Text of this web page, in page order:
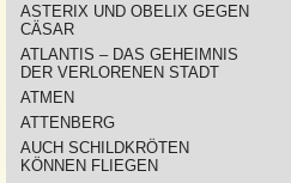
ASTERIX UND OBELIX GEGEN
CÄSAR
ATLANTIS – DAS GEHEIMNIS
DER VERLORENEN STADT
ATMEN
ATTENBERG
AUCH SCHILDKRÖTEN
KÖNNEN FLIEGEN